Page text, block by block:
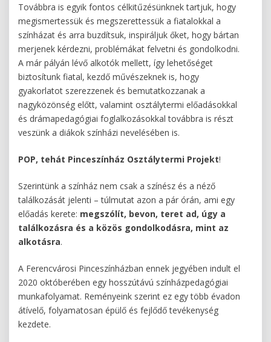
Továbbra is egyik fontos célkitűzésünknek tartjuk, hogy
megismertessük és megszerettessük a fiatalokkal a
színházat és arra buzdítsuk, inspiráljuk őket, hogy bártan
merjenek kérdezni, problémákat felvetni és gondolkodni.
A már pályán lévő alkotók mellett, így lehetőséget
biztosítunk fiatal, kezdő művészeknek is, hogy
gyakorlatot szerezzenek és bemutatkozzanak a
nagyközönség előtt, valamint osztálytermi előadásokkal
és drámapedagógiai foglalkozásokkal továbbra is részt
veszünk a diákok színházi nevelésében is.
POP, tehát Pinceszínház Osztálytermi Projekt!
Szerintünk a színház nem csak a színész és a néző
találkozását jelenti – túlmutat azon a pár órán, ami egy
előadás kerete: megszólít, bevon, teret ad, úgy a
találkozásra és a közös gondolkodásra, mint az
alkotásra.
A Ferencvárosi Pinceszínházban ennek jegyében indult el
2020 októberében egy hosszútávú színházpedagógiai
munkafolyamat. Reményeink szerint ez egy több évadon
átívelő, folyamatosan épülő és fejlődő tevékenység
kezdete.